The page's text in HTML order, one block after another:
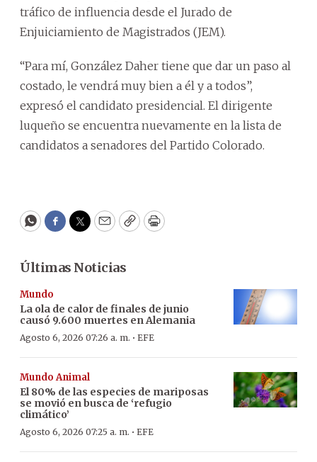
tráfico de influencia desde el Jurado de
Enjuiciamiento de Magistrados (JEM).
“Para mí, González Daher tiene que dar un paso al
costado, le vendrá muy bien a él y a todos”,
expresó el candidato presidencial. El dirigente
luqueño se encuentra nuevamente en la lista de
candidatos a senadores del Partido Colorado.
WhatsApp
Facebook
Twitter
EmailCopyPrint
Últimas Noticias
Mundo
La ola de calor de finales de junio
causó 9.600 muertes en Alemania
Agosto 6, 2026 07:26 a. m. · EFE
Mundo Animal
El 80% de las especies de mariposas
se movió en busca de ‘refugio
climático’
Agosto 6, 2026 07:25 a. m. · EFE